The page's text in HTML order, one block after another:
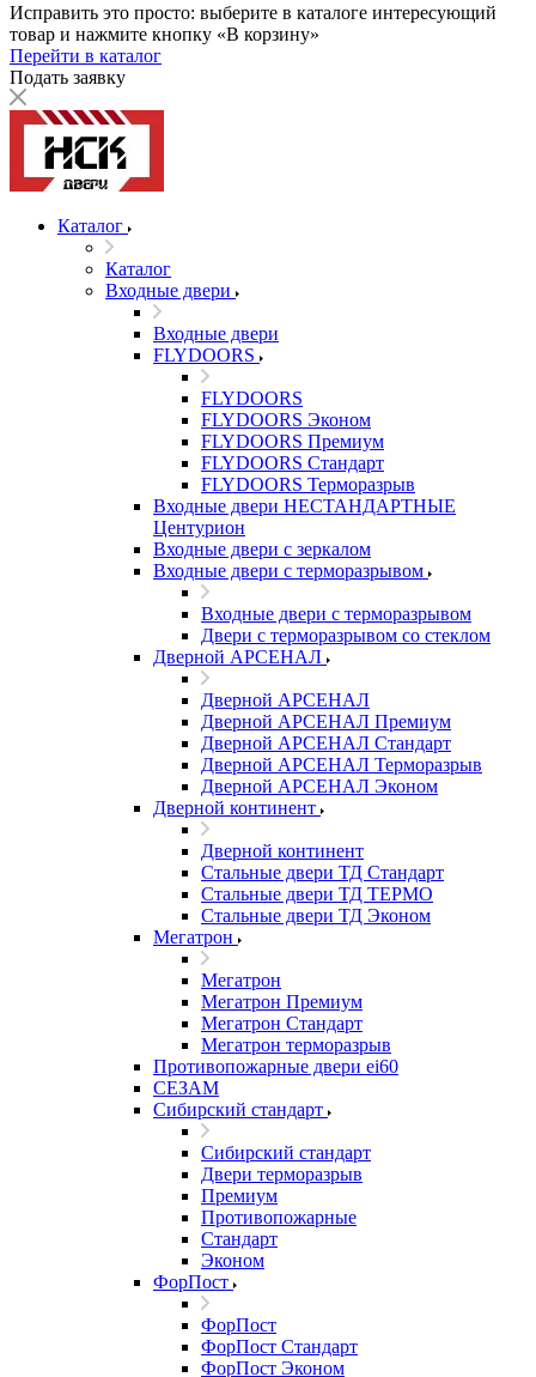
Исправить это просто: выберите в каталоге интересующий
товар и нажмите кнопку «В корзину»
Перейти в каталог
Подать заявку
Каталог
Каталог
Входные двери
Входные двери
FLYDOORS
FLYDOORS
FLYDOORS Эконом
FLYDOORS Премиум
FLYDOORS Стандарт
FLYDOORS Терморазрыв
Входные двери НЕСТАНДАРТНЫЕ
Центурион
Входные двери с зеркалом
Входные двери с терморазрывом
Входные двери с терморазрывом
Двери с терморазрывом со стеклом
Дверной АРСЕНАЛ
Дверной АРСЕНАЛ
Дверной АРСЕНАЛ Премиум
Дверной АРСЕНАЛ Стандарт
Дверной АРСЕНАЛ Терморазрыв
Дверной АРСЕНАЛ Эконом
Дверной континент
Дверной континент
Стальные двери ТД Стандарт
Стальные двери ТД ТЕРМО
Стальные двери ТД Эконом
Мегатрон
Мегатрон
Мегатрон Премиум
Мегатрон Стандарт
Мегатрон терморазрыв
Противопожарные двери ei60
СЕЗАМ
Сибирский стандарт
Сибирский стандарт
Двери терморазрыв
Премиум
Противопожарные
Стандарт
Эконом
ФорПост
ФорПост
ФорПост Стандарт
ФорПост Эконом